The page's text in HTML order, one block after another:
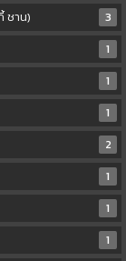
ชาน)
3
1
1
1
2
1
1
1